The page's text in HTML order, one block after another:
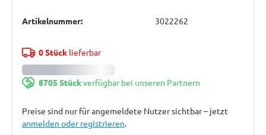
Artikelnummer: 3022262
0 Stücklieferbar
8705 Stückverfügbar bei unseren Partnern
Preise sind nur für angemeldete Nutzer sichtbar – jetzt
anmelden oder registrieren.